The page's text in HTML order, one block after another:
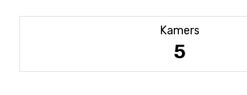
Kamers
5